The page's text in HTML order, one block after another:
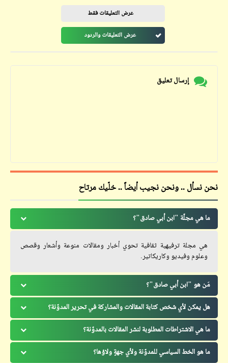
عرض التعليقات فقط
عرض التعليقات والردود
إرسال تعليق
نحن نسأل .. ونحن نجيب أيضاً .. خلّيك مرتاح
ما هي مجلّة "ابن أبي صادق"؟
هي مجلة ترفيهية ثقافية تحوي أخبار ومقالات منوعة وأشعار وقصص
وعلوم وفيديو وكاريكاتير.
مَن هو "ابن أبي صادق"؟
هل يمكن لأي شخص كتابة المقالات والمشاركة في تحرير المدوّنة؟
ما هي الاشتراطات المطلوبة لنشر المقالات بالمدوّنة؟
ما هو الخط السياسي للمدوّنة ولأي جهةٍ ولاؤها؟